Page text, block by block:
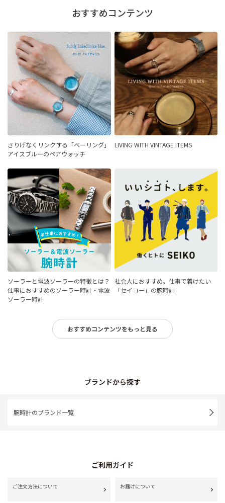
おすすめコンテンツ
さりげなくリンクする「ベーリング」
アイスブルーのペアウォッチ
LIVING WITH VINTAGE ITEMS
ソーラーと電波ソーラーの特徴とは？
仕事におすすめのソーラー時計・電波
ソーラー時計
社会人におすすめ。仕事で着けたい
「セイコー」の腕時計
おすすめコンテンツをもっと見る
ブランドから探す
腕時計のブランド一覧
ご利用ガイド
ご注文方法について お届けについて